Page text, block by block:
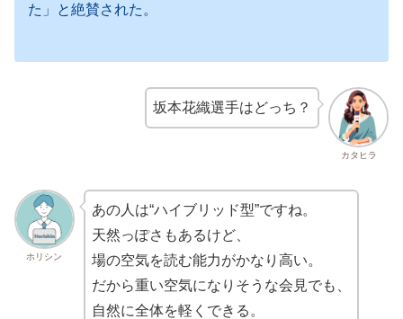
た」と絶賛された。
カタヒラ
坂本花織選手はどっち？
ホリシン
あの人は“ハイブリッド型”ですね。
天然っぽさもあるけど、
場の空気を読む能力がかなり高い。
だから重い空気になりそうな会見でも、
自然に全体を軽くできる。